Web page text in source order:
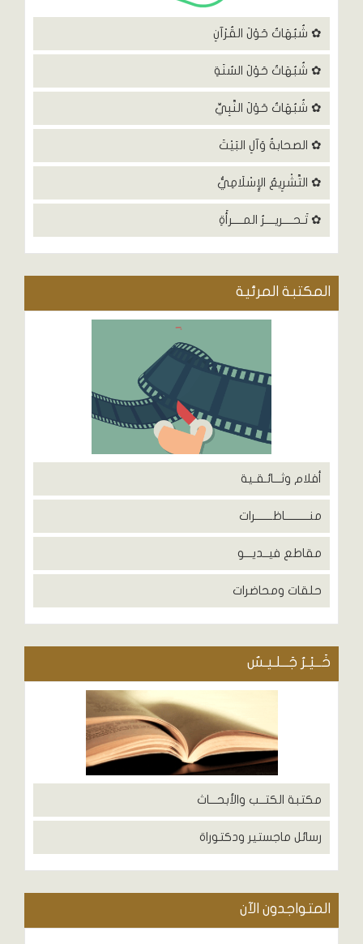
✿ شُبُهَاتٌ حَوْلَ القُرْآنِ
✿ شُبُهَاتٌ حَوْلَ السُنَةِ
✿ شُبُهَاتٌ حَوْلَ النَّبِيِّ
✿ الصحابةُ وَآلِ البَيْتَ
✿ التَّشْرِيعُ الإِسْلَامِيُّ
✿ تَـحــــريــــرُ المــــرأَةِ
المكتبة المرئية
أفلام وثـــائـقـية
منــــــــــاظـــــــرات
مقاطع فيــديـــو
حلقات ومحاضرات
خَــيْـرُ جَــلـيـسٌ
مكتبة الكتــب والأبحـــاث
رسائل ماجستير ودكتوراة
المتواجدون الآن